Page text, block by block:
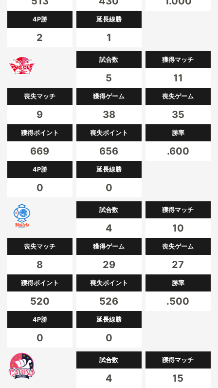
4P勝
2
延長線勝
1
試合数
5
獲得マッチ
11
喪失マッチ
9
獲得ゲーム
38
喪失ゲーム
35
獲得ポイント
669
喪失ポイント
656
勝率
.600
4P勝
0
延長線勝
0
試合数
4
獲得マッチ
10
喪失マッチ
8
獲得ゲーム
29
喪失ゲーム
27
獲得ポイント
520
喪失ポイント
526
勝率
.500
4P勝
0
延長線勝
0
試合数
4
獲得マッチ
15